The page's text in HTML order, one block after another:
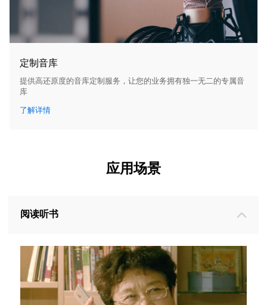
定制音库
提供高还原度的音库定制服务，让您的业务拥有独一无二的专属音
库
了解详情
应用场景
阅读听书